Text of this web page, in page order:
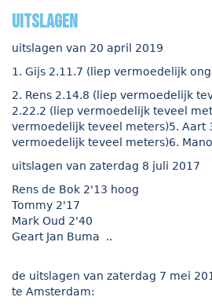
uitslagen
uitslagen van 20 april 2019
1. Gijs 2.11.7 (liep vermoedelijk
2. Rens 2.14.8 (liep vermoedelijk
2.22.2 (liep vermoedelijk teveel
vermoedelijk teveel meters)5. Aart
vermoedelijk teveel meters)6.
uitslagen van zaterdag 8 juli 2017
Rens de Bok 2'13 hoog
Tommy 2'17
Mark Oud 2'40
Geart Jan Buma ..
de uitslagen van zaterdag 7 mei
te Amsterdam: